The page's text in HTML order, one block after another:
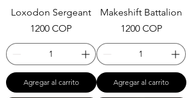
Loxodon Sergeant
Precio
1200 COP
Agregar al carrito
Makeshift Battalion
Precio
1200 COP
Agregar al carrito